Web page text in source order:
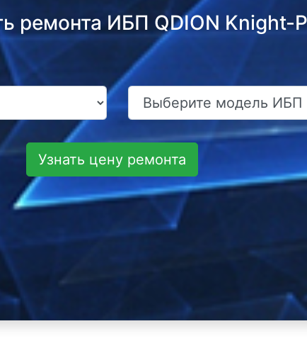
ремонта ИБП QDION Knight-
Узнать цену ремонта